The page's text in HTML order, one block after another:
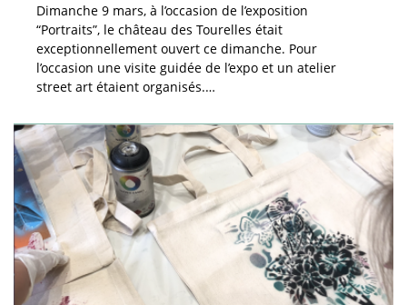
Dimanche 9 mars, à l’occasion de l’exposition
“Portraits”, le château des Tourelles était
exceptionnellement ouvert ce dimanche. Pour
l’occasion une visite guidée de l’expo et un atelier
street art étaient organisés.…